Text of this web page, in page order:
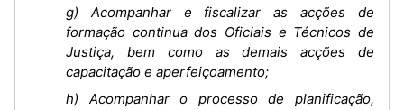
g) Acompanhar e fiscalizar as acções de
formação continua dos Oficiais e Técnicos de
Justiça, bem como as demais acções de
capacitação e aperfeiçoamento;
h) Acompanhar o processo de planificação,